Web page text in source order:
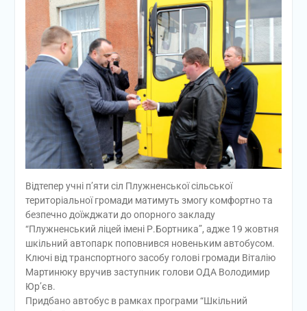
Відтепер учні п’яти сіл Плужненської сільської
територіальної громади матимуть змогу комфортно та
безпечно доїжджати до опорного закладу
“Плужненський ліцей імені Р.Бортника”, адже 19 жовтня
шкільний автопарк поповнився новеньким автобусом.
Ключі від транспортного засобу голові громади Віталію
Мартинюку вручив заступник голови ОДА Володимир
Юр’єв.
Придбано автобус в рамках програми “Шкільний